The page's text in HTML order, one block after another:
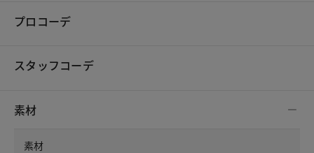
プロコーデ
スタッフコーデ
素材
素材